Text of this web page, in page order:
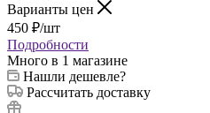
Варианты цен
450 ₽/шт
Подробности
Много в 1 магазине
Нашли дешевле?
Рассчитать доставку